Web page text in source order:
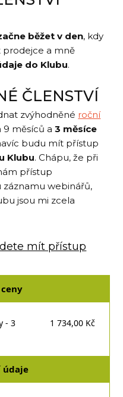
běžet v den, kdy
prodejce a mně
do Klubu.
ČLENSTVÍ
zvýhodněné roční
9 měsíců a3 měsíce
budu mít přístup
Klubu. Chápu, že při
přístup
webinářů,
jsou mi zcela
mít přístup
- 3
1 734,00 Kč
údaje